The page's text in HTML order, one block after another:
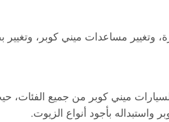
وتغيير مساعدات ميني كوبر،
ميني كوبر من جميع الفئات،
بأجود أنواع الزيوت.